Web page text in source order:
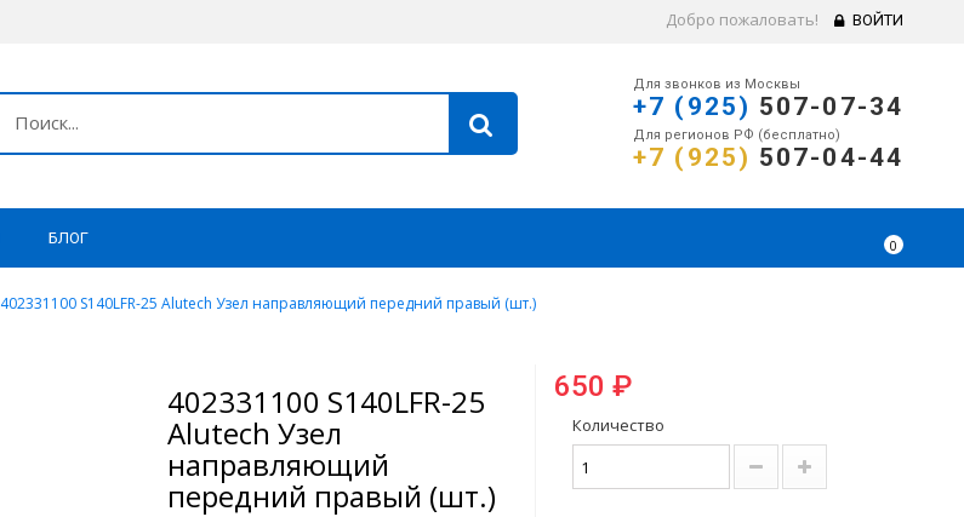
Добро пожаловать! ВОЙТИ
Для звонков из Москвы
+7 (925) 507-07-34
Для регионов РФ (бесплатно)
+7 (925) 507-04-44
0
БЛОГ
402331100 S140LFR-25 Alutech Узел направляющий передний правый (шт.)
402331100 S140LFR-25
Alutech Узел
направляющий
передний правый (шт.)
650 ₽
Количество